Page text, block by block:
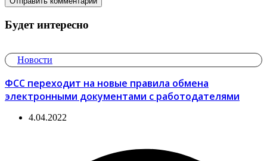
Будет интересно
Новости
ФСС переходит на новые правила обмена
электронными документами с работодателями
4.04.2022